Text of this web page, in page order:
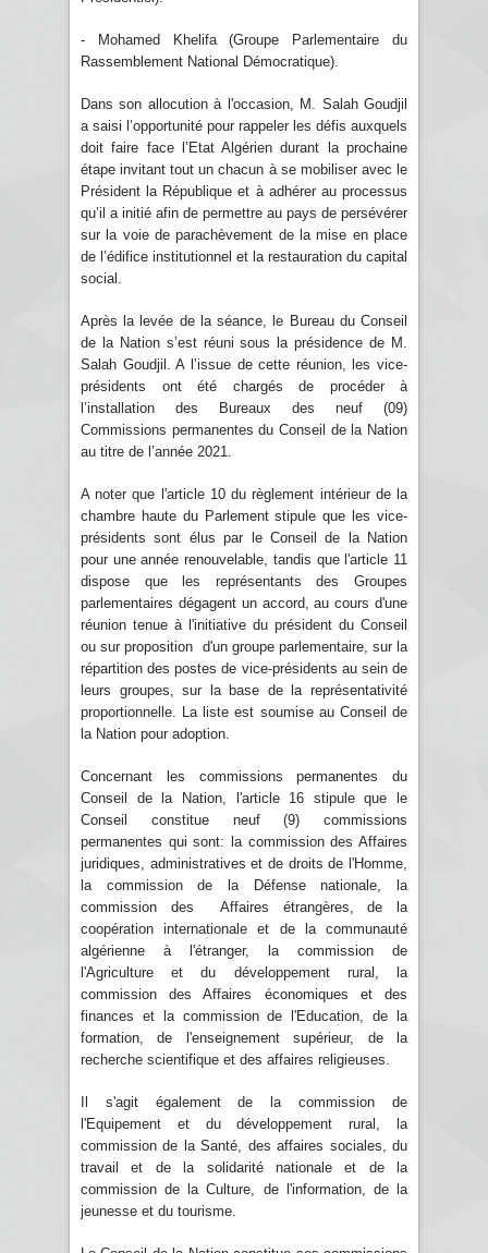
- Mohamed Khelifa (Groupe Parlementaire du
Rassemblement National Démocratique).
Dans son allocution à l'occasion, M. Salah Goudjil
a saisi l’opportunité pour rappeler les défis auxquels
doit faire face l’Etat Algérien durant la prochaine
étape invitant tout un chacun à se mobiliser avec le
Président la République et à adhérer au processus
qu’il a initié afin de permettre au pays de persévérer
sur la voie de parachèvement de la mise en place
de l’édifice institutionnel et la restauration du capital
social.
Après la levée de la séance, le Bureau du Conseil
de la Nation s’est réuni sous la présidence de M.
Salah Goudjil. A l’issue de cette réunion, les vice-
présidents ont été chargés de procéder à
l’installation des Bureaux des neuf (09)
Commissions permanentes du Conseil de la Nation
au titre de l’année 2021.
A noter que l'article 10 du règlement intérieur de la
chambre haute du Parlement stipule que les vice-
présidents sont élus par le Conseil de la Nation
pour une année renouvelable, tandis que l'article 11
dispose que les représentants des Groupes
parlementaires dégagent un accord, au cours d'une
réunion tenue à l'initiative du président du Conseil
ou sur proposition d'un groupe parlementaire, sur la
répartition des postes de vice-présidents au sein de
leurs groupes, sur la base de la représentativité
proportionnelle. La liste est soumise au Conseil de
la Nation pour adoption.
Concernant les commissions permanentes du
Conseil de la Nation, l'article 16 stipule que le
Conseil constitue neuf (9) commissions
permanentes qui sont: la commission des Affaires
juridiques, administratives et de droits de l'Homme,
la commission de la Défense nationale, la
commission des Affaires étrangères, de la
coopération internationale et de la communauté
algérienne à l'étranger, la commission de
l'Agriculture et du développement rural, la
commission des Affaires économiques et des
finances et la commission de l'Education, de la
formation, de l'enseignement supérieur, de la
recherche scientifique et des affaires religieuses.
Il s'agit également de la commission de
l'Equipement et du développement rural, la
commission de la Santé, des affaires sociales, du
travail et de la solidarité nationale et de la
commission de la Culture, de l'information, de la
jeunesse et du tourisme.